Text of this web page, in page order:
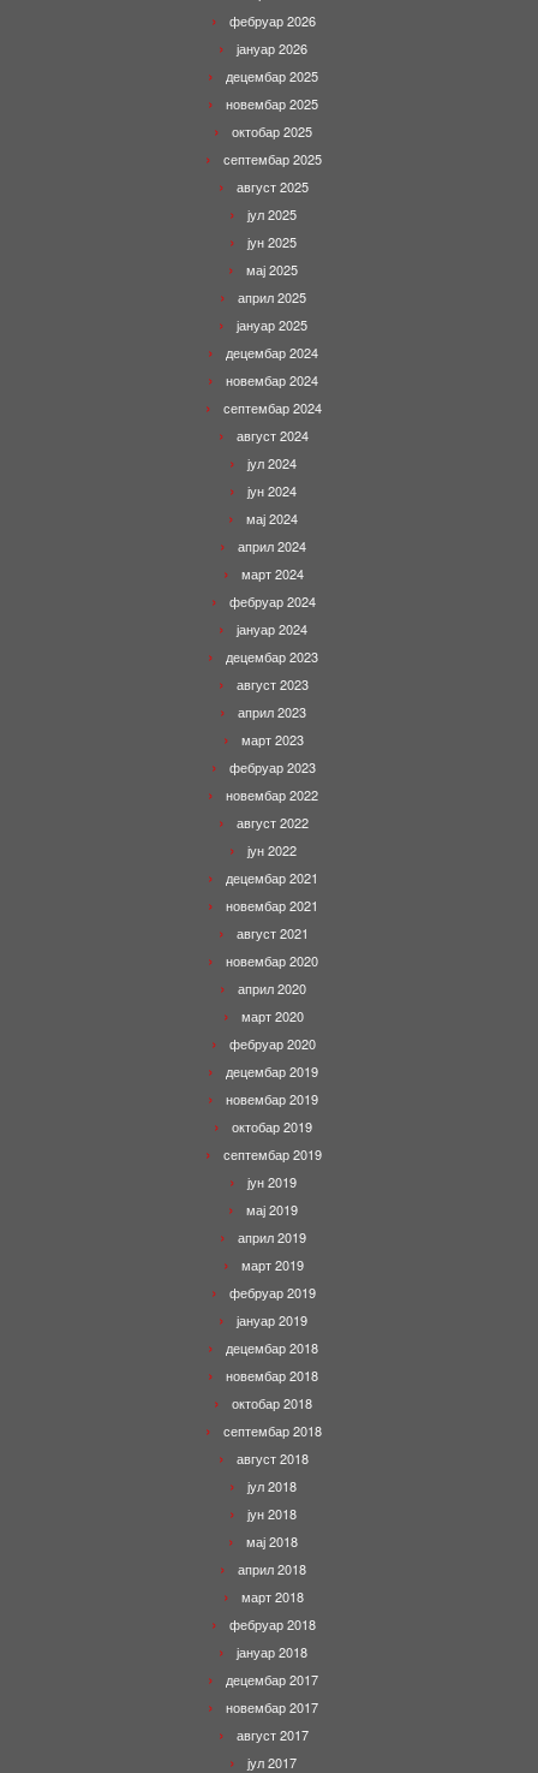
фебруар 2026
јануар 2026
децембар 2025
новембар 2025
октобар 2025
септембар 2025
август 2025
јул 2025
јун 2025
мај 2025
април 2025
јануар 2025
децембар 2024
новембар 2024
септембар 2024
август 2024
јул 2024
јун 2024
мај 2024
април 2024
март 2024
фебруар 2024
јануар 2024
децембар 2023
август 2023
април 2023
март 2023
фебруар 2023
новембар 2022
август 2022
јун 2022
децембар 2021
новембар 2021
август 2021
новембар 2020
април 2020
март 2020
фебруар 2020
децембар 2019
новембар 2019
октобар 2019
септембар 2019
јун 2019
мај 2019
април 2019
март 2019
фебруар 2019
јануар 2019
децембар 2018
новембар 2018
октобар 2018
септембар 2018
август 2018
јул 2018
јун 2018
мај 2018
април 2018
март 2018
фебруар 2018
јануар 2018
децембар 2017
новембар 2017
август 2017
јул 2017